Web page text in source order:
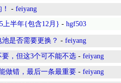
- feiyang
上半年{包含12月} - hgf503
是否需要更换？ - feiyang
，但这3个可不能不选 - feiyang
做错，最后一条最重要 - feiyang